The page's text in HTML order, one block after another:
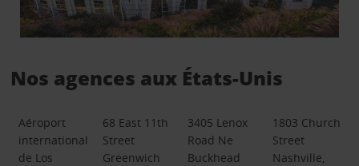
Nos agences aux États-Unis
Aéroport
international
de Los
68 East 11th
Street
Greenwich
3405 Lenox
Road Ne
Buckhead
1803 Church
Street
Nashville,